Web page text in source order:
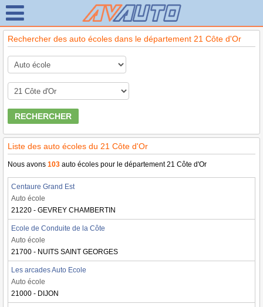
Rechercher des auto écoles dans le département 21 Côte d'Or
RECHERCHER
Liste des auto écoles du 21 Côte d'Or
Nous avons 103 auto écoles pour le département 21 Côte d'Or
Centaure Grand Est
Auto école
21220 - GEVREY CHAMBERTIN
Ecole de Conduite de la Côte
Auto école
21700 - NUITS SAINT GEORGES
Les arcades Auto Ecole
Auto école
21000 - DIJON